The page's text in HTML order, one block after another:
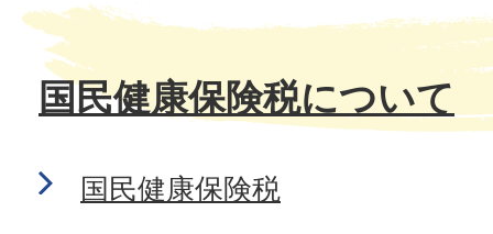
国民健康保険税について
国民健康保険税